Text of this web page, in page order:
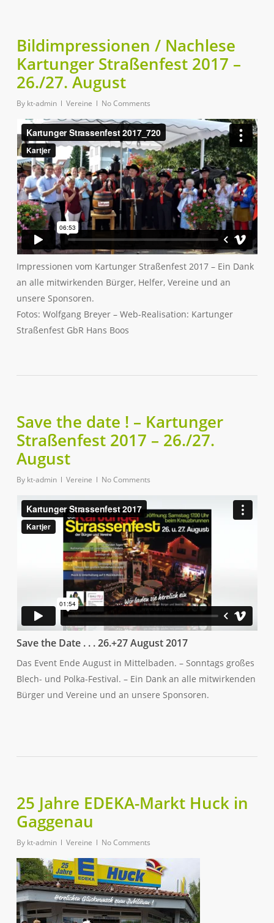
Bildimpressionen / Nachlese
Kartunger Straßenfest 2017 –
26./27. August
By kt-admin Vereine No Comments
Impressionen vom Kartunger Straßenfest 2017 – Ein Dank
an alle mitwirkenden Bürger, Helfer, Vereine und an
unsere Sponsoren.
Fotos: Wolfgang Breyer – Web-Realisation: Kartunger
Straßenfest GbR Hans Boos
Save the date ! – Kartunger
Straßenfest 2017 – 26./27.
August
By kt-admin Vereine No Comments
Save the Date . . . 26.+27 August 2017
Das Event Ende August in Mittelbaden. – Sonntags großes
Blech- und Polka-Festival. – Ein Dank an alle mitwirkenden
Bürger und Vereine und an unsere Sponsoren.
25 Jahre EDEKA-Markt Huck in
Gaggenau
By kt-admin Vereine No Comments